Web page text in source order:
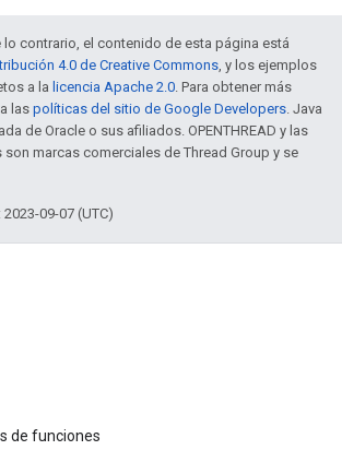
lo contrario, el contenido de esta página está
4.0 de Creative Commons, y los ejemplos
a la licencia Apache 2.0. Para obtener más
las políticas del sitio de Google Developers. Java
de Oracle o sus afiliados. OPENTHREAD y las
marcas comerciales de Thread Group y se
09-07 (UTC)
de funciones